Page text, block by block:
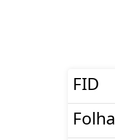
FID
Folha